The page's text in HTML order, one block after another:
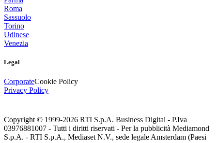
Roma
Sassuolo
Torino
Udinese
Venezia
Legal
CorporateCookie Policy
Privacy Policy
Copyright © 1999-2026 RTI S.p.A. Business Digital - P.Iva
03976881007 - Tutti i diritti riservati - Per la pubblicità Mediamond
S.p.A. - RTI S.p.A., Mediaset N.V., sede legale Amsterdam (Paesi